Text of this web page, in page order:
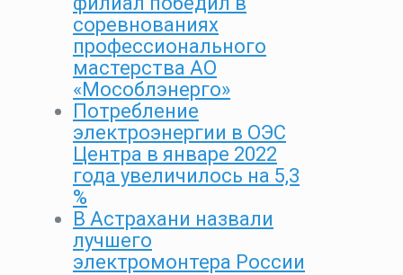
соревнованиях
профессионального
мастерства АО
«Мособлэнерго»
Потребление
электроэнергии в ОЭС
Центра в январе 2022
года увеличилось на 5,3
%
В Астрахани назвали
лучшего
электромонтера России